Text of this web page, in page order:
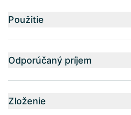
Použitie
Odporúčaný príjem
Zloženie